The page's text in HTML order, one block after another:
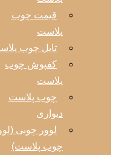
قیمت چوب
تایل چوب پلاست
کفپوش چوب
چوب پلاست
لوور چوبی (لوور
چوب پلاست)